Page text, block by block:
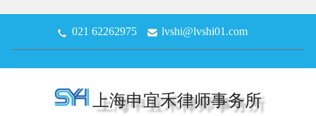
021 62262975 lvshi@lvshi01.com
上海申宜禾律师事务所